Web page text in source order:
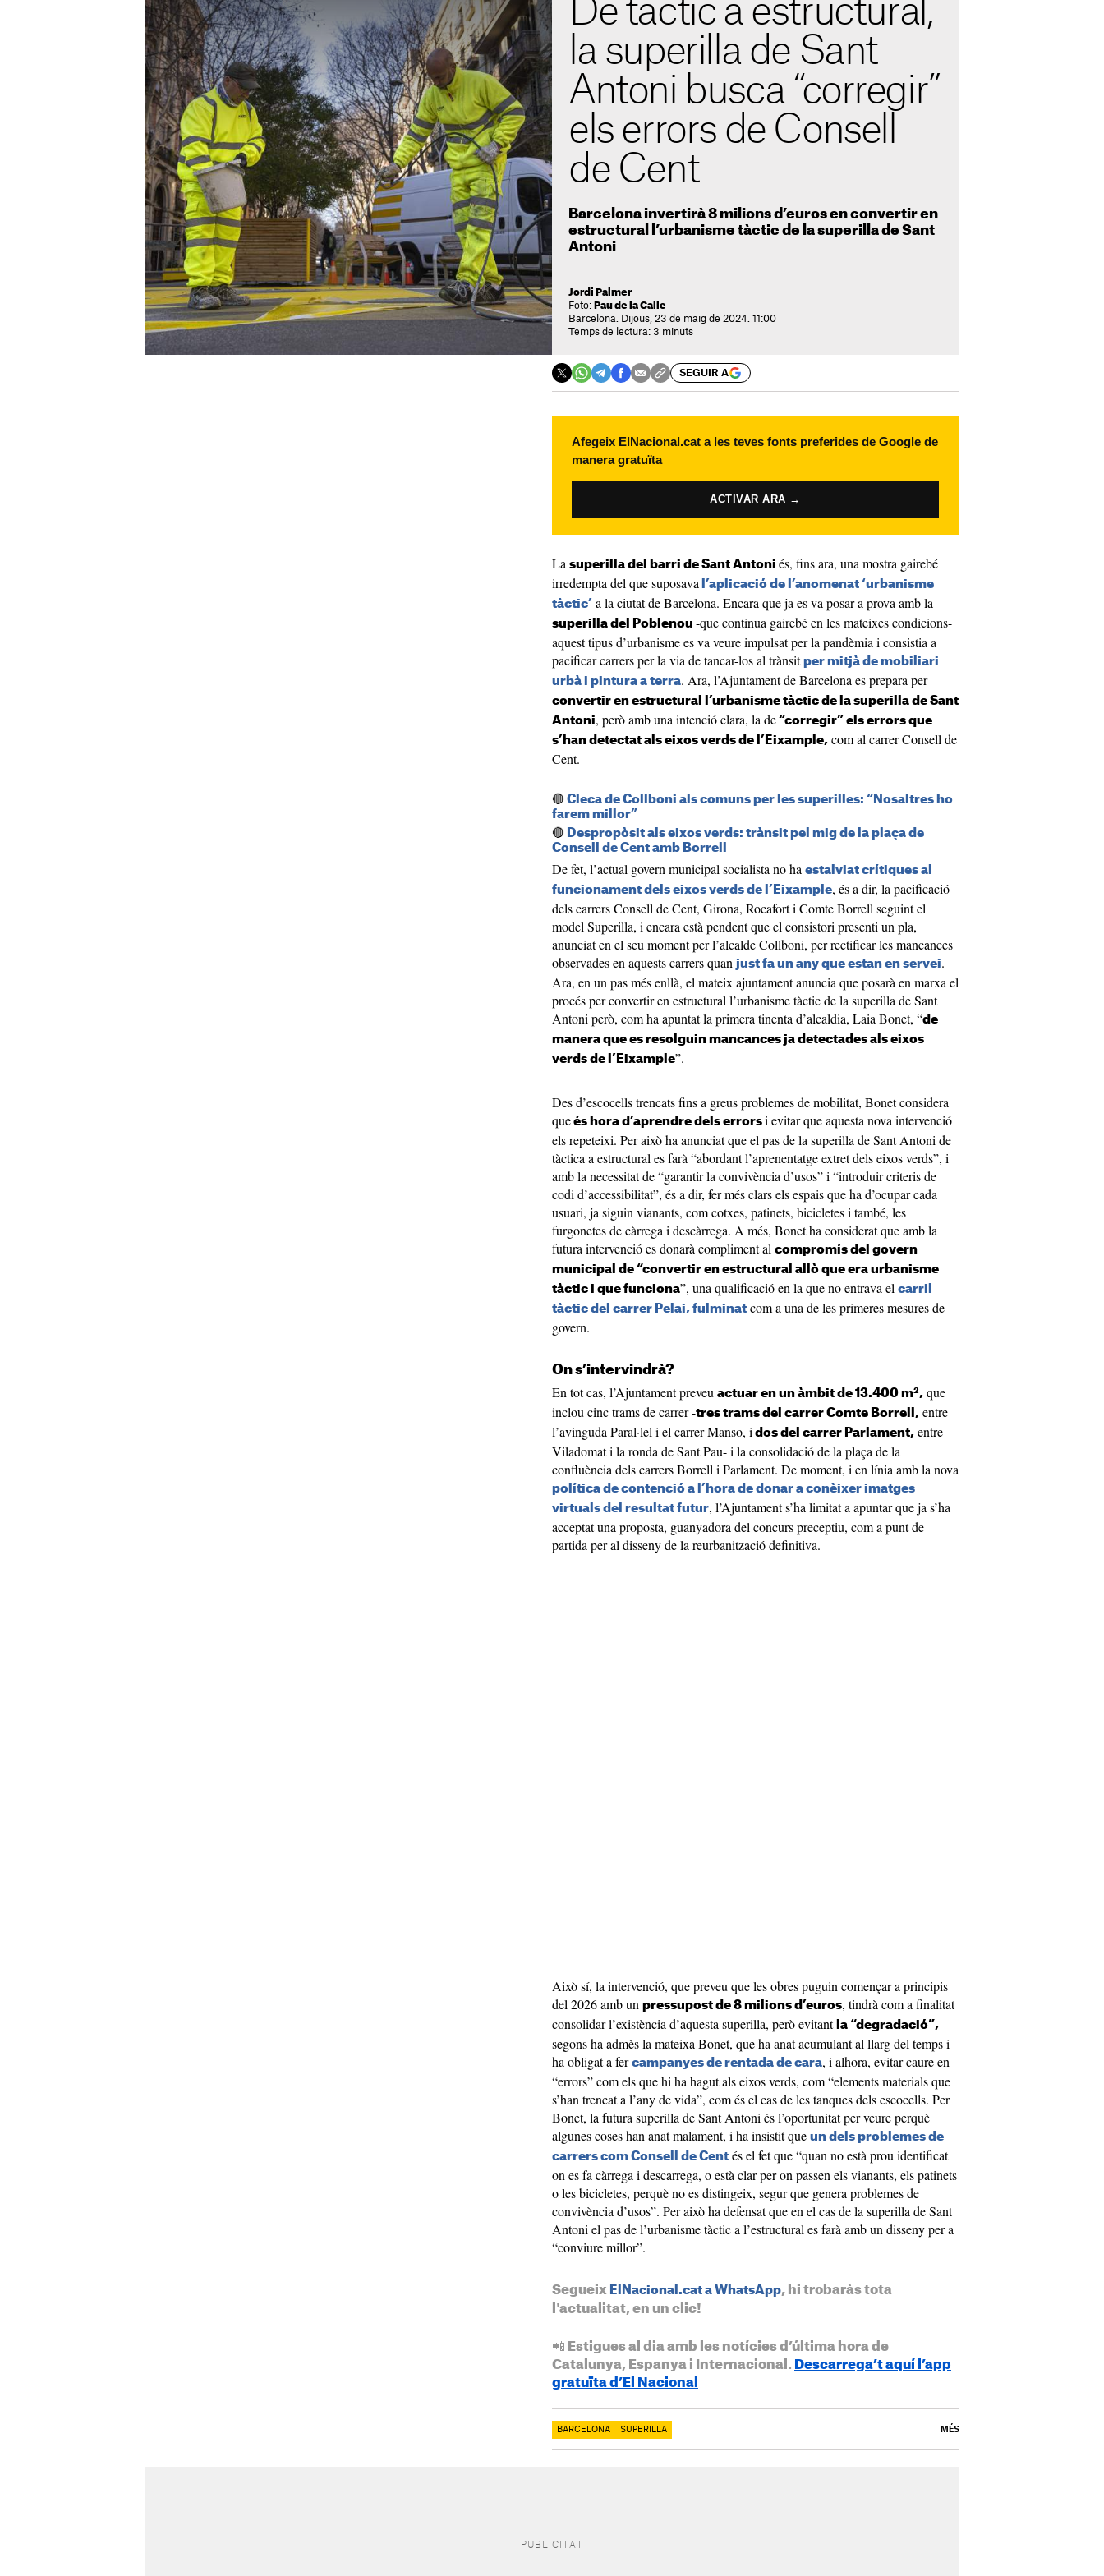
De tàctic a estructural,
la superilla de Sant
Antoni busca “corregir”
els errors de Consell
de Cent
Barcelona invertirà 8 milions d’euros en convertir en
estructural l’urbanisme tàctic de la superilla de Sant
Antoni
Jordi Palmer
Foto: Pau de la Calle
Barcelona. Dijous, 23 de maig de 2024. 11:00
Temps de lectura: 3 minuts
SEGUIR A
Afegeix ElNacional.cat a les teves fonts preferides de Google de
manera gratuïta
ACTIVAR ARA →
La superilla del barri de Sant Antoni és, fins ara, una mostra gairebé
irredempta del que suposava l’aplicació de l’anomenat ‘urbanisme
tàctic’ a la ciutat de Barcelona. Encara que ja es va posar a prova amb la
superilla del Poblenou -que continua gairebé en les mateixes condicions-
aquest tipus d’urbanisme es va veure impulsat per la pandèmia i consistia a
pacificar carrers per la via de tancar-los al trànsit per mitjà de mobiliari
urbà i pintura a terra. Ara, l’Ajuntament de Barcelona es prepara per
convertir en estructural l’urbanisme tàctic de la superilla de Sant
Antoni, però amb una intenció clara, la de “corregir” els errors que
s’han detectat als eixos verds de l’Eixample, com al carrer Consell de
Cent.
🔴 Cleca de Collboni als comuns per les superilles: “Nosaltres ho
farem millor”
🔴 Despropòsit als eixos verds: trànsit pel mig de la plaça de
Consell de Cent amb Borrell
De fet, l’actual govern municipal socialista no ha estalviat crítiques al
funcionament dels eixos verds de l’Eixample, és a dir, la pacificació
dels carrers Consell de Cent, Girona, Rocafort i Comte Borrell seguint el
model Superilla, i encara està pendent que el consistori presenti un pla,
anunciat en el seu moment per l’alcalde Collboni, per rectificar les mancances
observades en aquests carrers quan just fa un any que estan en servei.
Ara, en un pas més enllà, el mateix ajuntament anuncia que posarà en marxa el
procés per convertir en estructural l’urbanisme tàctic de la superilla de Sant
Antoni però, com ha apuntat la primera tinenta d’alcaldia, Laia Bonet, “de
manera que es resolguin mancances ja detectades als eixos
verds de l’Eixample”.
Des d’escocells trencats fins a greus problemes de mobilitat, Bonet considera
que és hora d’aprendre dels errors i evitar que aquesta nova intervenció
els repeteixi. Per això ha anunciat que el pas de la superilla de Sant Antoni de
tàctica a estructural es farà “abordant l’aprenentatge extret dels eixos verds”, i
amb la necessitat de “garantir la convivència d’usos” i “introduir criteris de
codi d’accessibilitat”, és a dir, fer més clars els espais que ha d’ocupar cada
usuari, ja siguin vianants, com cotxes, patinets, bicicletes i també, les
furgonetes de càrrega i descàrrega. A més, Bonet ha considerat que amb la
futura intervenció es donarà compliment al compromís del govern
municipal de “convertir en estructural allò que era urbanisme
tàctic i que funciona”, una qualificació en la que no entrava el carril
tàctic del carrer Pelai, fulminat com a una de les primeres mesures de
govern.
On s’intervindrà?
En tot cas, l’Ajuntament preveu actuar en un àmbit de 13.400 m², que
inclou cinc trams de carrer -tres trams del carrer Comte Borrell, entre
l’avinguda Paral·lel i el carrer Manso, i dos del carrer Parlament, entre
Viladomat i la ronda de Sant Pau- i la consolidació de la plaça de la
confluència dels carrers Borrell i Parlament. De moment, i en línia amb la nova
política de contenció a l’hora de donar a conèixer imatges
virtuals del resultat futur, l’Ajuntament s’ha limitat a apuntar que ja s’ha
acceptat una proposta, guanyadora del concurs preceptiu, com a punt de
partida per al disseny de la reurbanització definitiva.
Això sí, la intervenció, que preveu que les obres puguin començar a principis
del 2026 amb un pressupost de 8 milions d’euros, tindrà com a finalitat
consolidar l’existència d’aquesta superilla, però evitant la “degradació”,
segons ha admès la mateixa Bonet, que ha anat acumulant al llarg del temps i
ha obligat a fer campanyes de rentada de cara, i alhora, evitar caure en
“errors” com els que hi ha hagut als eixos verds, com “elements materials que
s’han trencat a l’any de vida”, com és el cas de les tanques dels escocells. Per
Bonet, la futura superilla de Sant Antoni és l’oportunitat per veure perquè
algunes coses han anat malament, i ha insistit que un dels problemes de
carrers com Consell de Cent és el fet que “quan no està prou identificat
on es fa càrrega i descarrega, o està clar per on passen els vianants, els patinets
o les bicicletes, perquè no es distingeix, segur que genera problemes de
convivència d’usos”. Per això ha defensat que en el cas de la superilla de Sant
Antoni el pas de l’urbanisme tàctic a l’estructural es farà amb un disseny per a
“conviure millor”.
Segueix ElNacional.cat a WhatsApp, hi trobaràs tota
l'actualitat, en un clic!
📲 Estigues al dia amb les notícies d’última hora de
Catalunya, Espanya i Internacional. Descarrega’t aquí l’app
gratuïta d’El Nacional
BARCELONA SUPERILLA MÉS